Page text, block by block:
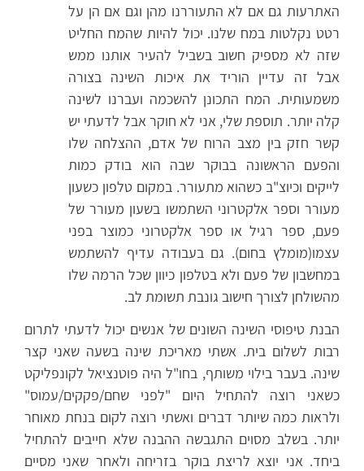
האתרעות גם אם לא התעוררנו מהן וגם אם הן על
רטט נקלטות במח שלנו. יכול להיות שהמח החליט
שזה לא מספיק חשוב בשביל להעיר אותנו ממש
אבל זה עדיין הוריד את איכות השינה בצורה
משמעותית. המח התכונן להשכמה ועברנו לשינה
קלה יותר. תוספת שלי, אני לא חוקר אבל לדעתי יש
קשר חזק בין מצב הרוח של אדם, ההצלחה שלו
והפעם הראשונה בבוקר שבה הוא בודק כמות
לייקים וכיוצ"ב כשהוא מתעורר. במקום טלפון כשעון
מעורר וספר אלקטרוני השתמשו בשעון מעורר של
פעם, ספר רגיל או ספר אלקטרוני כמוצר בפני
עצמו(מומלץ בחום). גם בעבודה עדיף להשתמש
במחשבון של פעם ולא בטלפון כיוון שכל הרמה שלו
מהשולחן לצורך חישוב גונבת תשומת לב.
הבנת טיפוסי השינה השונים של אנשים יכול לדעתי לתרום
רבות לשלום בית. אשתי מאריכת שינה בשעה שאני קצר
שינה. בעבר בילוי משותף, בחו"ל היה פוטנציאל לקונפליקט
כשאני רוצה להתחיל היום "לפני שחם/פקקים/עמוס"
ולראות כמה שיותר דברים ואשתי רוצה לקום בנחת מאוחר
יותר. בשלב מסוים התגבשה ההבנה שלא חייבים להתחיל
ביחד. אני יוצא לריצת בוקר בזריחה ולאחר שאני מסיים